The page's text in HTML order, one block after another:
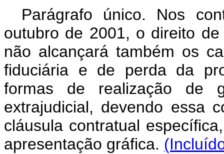
Parágrafo único. Nos
outubro de 2001, o direito
não alcançará também os
fiduciária e de perda da
formas de realização de
extrajudicial, devendo essa
cláusula contratual
apresentação gráfica.